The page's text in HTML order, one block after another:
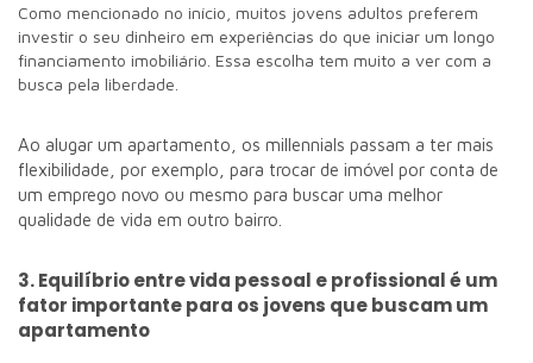
Como mencionado no início, muitos jovens adultos preferem
investir o seu dinheiro em experiências do que iniciar um longo
financiamento imobiliário. Essa escolha tem muito a ver com a
busca pela liberdade.
Ao alugar um apartamento, os millennials passam a ter mais
flexibilidade, por exemplo, para trocar de imóvel por conta de
um emprego novo ou mesmo para buscar uma melhor
qualidade de vida em outro bairro.
3. Equilíbrio entre vida pessoal e profissional é um
fator importante para os jovens que buscam um
apartamento